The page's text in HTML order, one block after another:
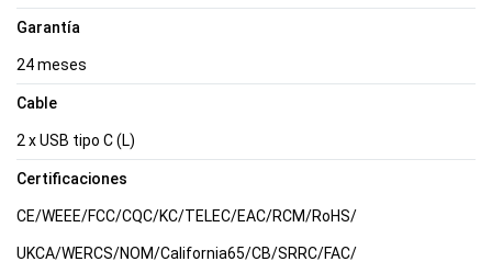
Garantía
24 meses
Cable
2 x USB tipo C (L)
Certificaciones
CE/WEEE/FCC/CQC/KC/TELEC/EAC/RCM/RoHS/
UKCA/WERCS/NOM/California65/CB/SRRC/FAC/